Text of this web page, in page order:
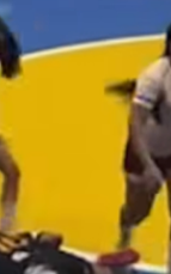
göre Potosi bir
dünyaya
verilirken
bekliyor: